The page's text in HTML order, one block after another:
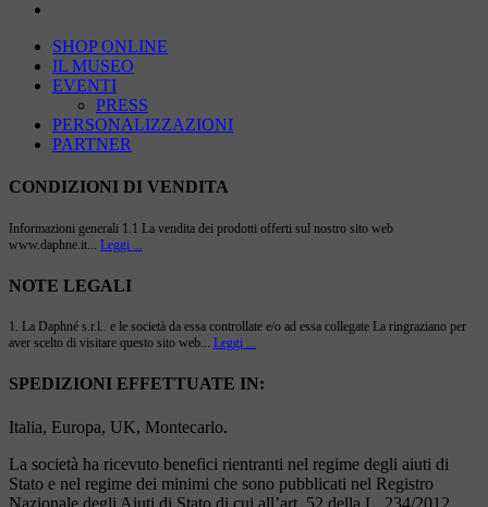
SHOP ONLINE
IL MUSEO
EVENTI
PRESS
PERSONALIZZAZIONI
PARTNER
CONDIZIONI DI VENDITA
Informazioni generali 1.1 La vendita dei prodotti offerti sul nostro sito web
www.daphne.it... Leggi ...
NOTE LEGALI
1. La Daphné s.r.l.. e le società da essa controllate e/o ad essa collegate La ringraziano per
aver scelto di visitare questo sito web... Leggi ...
SPEDIZIONI EFFETTUATE IN:
Italia, Europa, UK, Montecarlo.
La società ha ricevuto benefici rientranti nel regime degli aiuti di
Stato e nel regime dei minimi che sono pubblicati nel Registro
Nazionale degli Aiuti di Stato di cui all’art. 52 della L. 234/2012.